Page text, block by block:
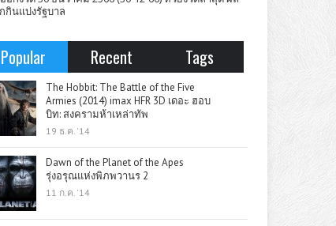
กินแบ่งรัฐบาล
Popular Recent Tags
The Hobbit: The Battle of the Five
Armies (2014) imax HFR 3D เดอะ ฮอบ
บิท: สงครามห้าเหล่าทัพ
19 ธ.ค. '14
Dawn of the Planet of the Apes
รุ่งอรุณแห่งพิภพวานร 2
11 ก.ค. '14